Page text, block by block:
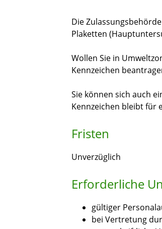
Die
Plaketten
Wollen Sie in
Kennzeichen
Sie können sich auch
Kennzeichen bleibt für
Fristen
Unverzüglich
Erforderliche
gültiger
bei Vertretung